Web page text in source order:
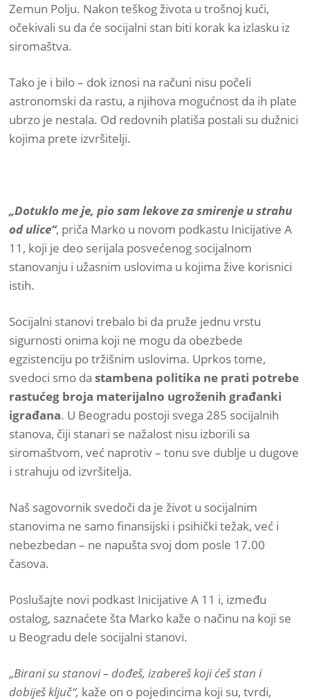
Zemun Polju. Nakon teškog života u trošnoj kući,
očekivali su da će socijalni stan biti korak ka izlasku iz
siromaštva.
Tako je i bilo – dok iznosi na računi nisu počeli
astronomski da rastu, a njihova mogućnost da ih plate
ubrzo je nestala. Od redovnih platiša postali su dužnici
kojima prete izvršitelji.
„Dotuklo me je, pio sam lekove za smirenje u strahu
od ulice“, priča Marko u novom podkastu Inicijative A
11, koji je deo serijala posvećenog socijalnom
stanovanju i užasnim uslovima u kojima žive korisnici
istih.
Socijalni stanovi trebalo bi da pruže jednu vrstu
sigurnosti onima koji ne mogu da obezbede
egzistenciju po tržišnim uslovima. Uprkos tome,
svedoci smo dastambena politika ne prati potrebe
rastućeg broja materijalno ugroženih građanki
igrađana. U Beogradu postoji svega 285 socijalnih
stanova, čiji stanari se nažalost nisu izborili sa
siromaštvom, već naprotiv – tonu sve dublje u dugove
i strahuju od izvršitelja.
Naš sagovornik svedoči da je život u socijalnim
stanovima ne samo finansijski i psihički težak, već i
nebezbedan – ne napušta svoj dom posle 17.00
časova.
Poslušajte novi podkast Inicijative A 11 i, između
ostalog, saznaćete šta Marko kaže o načinu na koji se
u Beogradu dele socijalni stanovi.
„Birani su stanovi – dođeš, izabereš koji ćeš stan i
dobiješ ključ“, kaže on o pojedincima koji su, tvrdi,